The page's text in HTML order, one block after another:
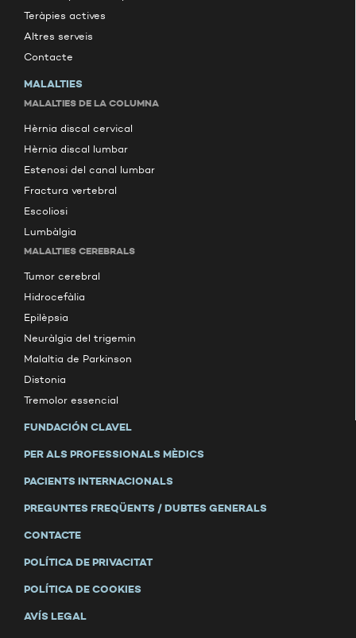
Teràpies actives
Altres serveis
Contacte
MALALTIES
MALALTIES DE LA COLUMNA
Hèrnia discal cervical
Hèrnia discal lumbar
Estenosi del canal lumbar
Fractura vertebral
Escoliosi
Lumbàlgia
MALALTIES CEREBRALS
Tumor cerebral
Hidrocefàlia
Epilèpsia
Neuràlgia del trigemin
Malaltia de Parkinson
Distonia
Tremolor essencial
FUNDACIÓN CLAVEL
PER ALS PROFESSIONALS MÈDICS
PACIENTS INTERNACIONALS
PREGUNTES FREQÜENTS / DUBTES GENERALS
CONTACTE
POLÍTICA DE PRIVACITAT
POLÍTICA DE COOKIES
AVÍS LEGAL